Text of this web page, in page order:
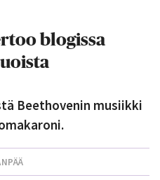
blogissa
Beethovenin musiikki